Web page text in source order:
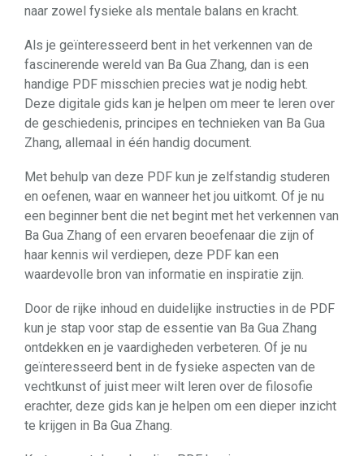
naar zowel fysieke als mentale balans en kracht.
Als je geïnteresseerd bent in het verkennen van de
fascinerende wereld van Ba Gua Zhang, dan is een
handige PDF misschien precies wat je nodig hebt.
Deze digitale gids kan je helpen om meer te leren over
de geschiedenis, principes en technieken van Ba Gua
Zhang, allemaal in één handig document.
Met behulp van deze PDF kun je zelfstandig studeren
en oefenen, waar en wanneer het jou uitkomt. Of je nu
een beginner bent die net begint met het verkennen van
Ba Gua Zhang of een ervaren beoefenaar die zijn of
haar kennis wil verdiepen, deze PDF kan een
waardevolle bron van informatie en inspiratie zijn.
Door de rijke inhoud en duidelijke instructies in de PDF
kun je stap voor stap de essentie van Ba Gua Zhang
ontdekken en je vaardigheden verbeteren. Of je nu
geïnteresseerd bent in de fysieke aspecten van de
vechtkunst of juist meer wilt leren over de filosofie
erachter, deze gids kan je helpen om een dieper inzicht
te krijgen in Ba Gua Zhang.